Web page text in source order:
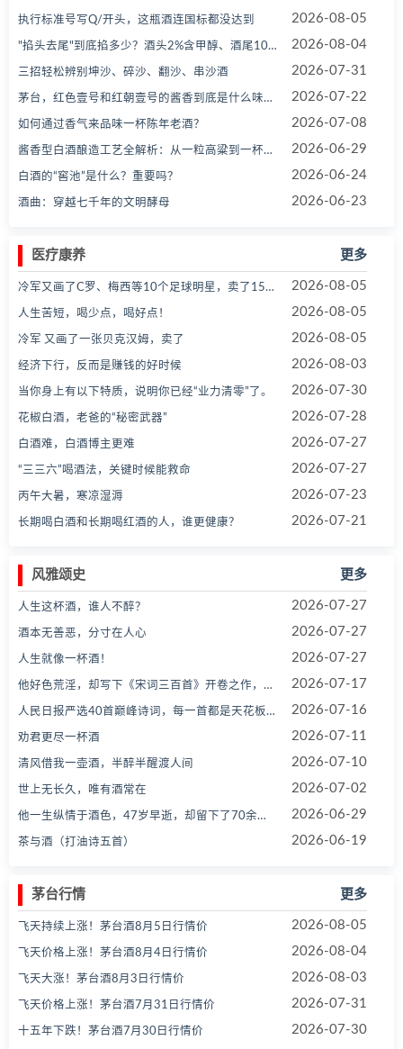
执行标准号写Q/开头，这瓶酒连国标都没达到 2026-08-05
"掐头去尾"到底掐多少？酒头2%含甲醇、酒尾10%含高级醇，比例记好 2026-08-04
三招轻松辨别坤沙、碎沙、翻沙、串沙酒 2026-07-31
茅台，红色壹号和红朝壹号的酱香到底是什么味道？一文读懂茅香完整风味 2026-07-22
如何通过香气来品味一杯陈年老酒？ 2026-07-08
酱香型白酒酿造工艺全解析：从一粒高粱到一杯琼浆 2026-06-29
白酒的“窖池”是什么？重要吗？ 2026-06-24
酒曲：穿越七千年的文明酵母 2026-06-23
医疗康养 更多
冷军又画了C罗、梅西等10个足球明星，卖了150万！ 2026-08-05
人生苦短，喝少点，喝好点！ 2026-08-05
冷军 又画了一张贝克汉姆，卖了 2026-08-05
经济下行，反而是赚钱的好时候 2026-08-03
当你身上有以下特质，说明你已经“业力清零”了。 2026-07-30
花椒白酒，老爸的“秘密武器” 2026-07-28
白酒难，白酒博主更难 2026-07-27
“三三六”喝酒法，关键时候能救命 2026-07-27
丙午大暑，寒凉湿溽 2026-07-23
长期喝白酒和长期喝红酒的人，谁更健康？ 2026-07-21
风雅颂史 更多
人生这杯酒，谁人不醉？ 2026-07-27
酒本无善恶，分寸在人心 2026-07-27
人生就像一杯酒！ 2026-07-27
他好色荒淫，却写下《宋词三百首》开卷之作，让后人膜拜897年 2026-07-17
人民日报严选40首巅峰诗词，每一首都是天花板（建议收藏转发） 2026-07-16
劝君更尽一杯酒 2026-07-11
清风借我一壶酒，半醉半醒渡人间 2026-07-10
世上无长久，唯有酒常在 2026-07-02
他一生纵情于酒色，47岁早逝，却留下了70余部价值亿万的经典巨作 2026-06-29
茶与酒（打油诗五首） 2026-06-19
茅台行情 更多
飞天持续上涨！茅台酒8月5日行情价 2026-08-05
飞天价格上涨！茅台酒8月4日行情价 2026-08-04
飞天大涨！茅台酒8月3日行情价 2026-08-03
飞天价格上涨！茅台酒7月31日行情价 2026-07-31
十五年下跌！茅台酒7月30日行情价
2026-07-30